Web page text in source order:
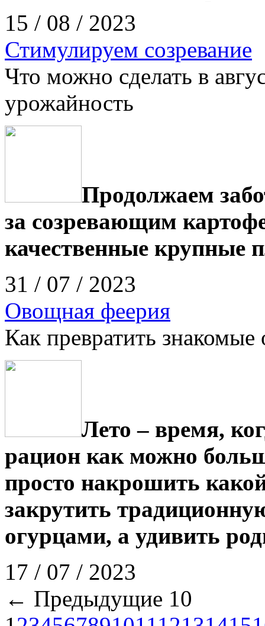
15 / 08 / 2023
Стимулируем созревание
Что можно сделать в
урожайность
Продолжаем
за созревающим
качественные крупные
31 / 07 / 2023
Овощная феерия
Как превратить
Лето – время,
рацион как можно
просто накрошить
закрутить
огурцами, а удивить
17 / 07 / 2023
← Предыдущие 10